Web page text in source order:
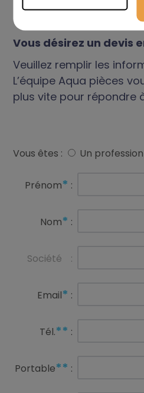
DEMANDE DE DEVIS
Vous désirez un devis
Veuillez remplir les
L’équipe Aqua pièces
plus vite pour répondre
Vous êtes : Un
Prénom* :
Nom* :
Société :
Email* :
Tél.** :
Portable** :